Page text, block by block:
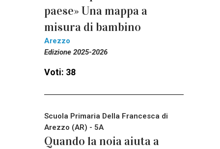
paese» Una mappa a
misura di bambino
Arezzo
Edizione 2025-2026
Voti: 38
Scuola Primaria Della Francesca di
Arezzo (AR) - 5A
Quando la noia aiuta a